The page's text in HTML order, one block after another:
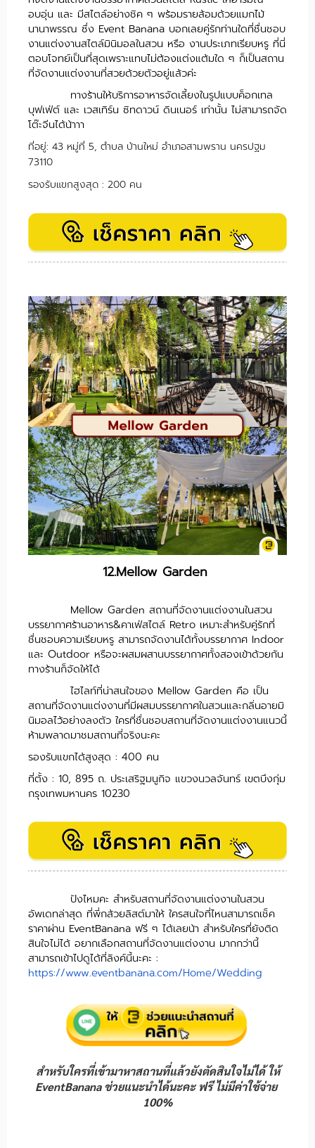
อบอุ่น และ มีสไตล์อย่างชิค ๆ พร้อมรายล้อมด้วยแมกไม้
นานาพรรณ ซึ่ง Event Banana บอกเลยคู่รักท่านใดที่ชื่นชอบ
งานแต่งงานสไตล์มินิมอลในสวน หรือ งานประเภทเรียบหรู ที่นี่
ตอบโจทย์เป็นที่สุดเพราะแทบไม่ต้องแต่งแต้มใด ๆ ก็เป็นสถาน
ที่จัดงานแต่งงานที่สวยด้วยตัวอยู่แล้วค่ะ
ทางร้านให้บริการอาหารจัดเลี้ยงในรูปแบบค็อกเทล
บุฟเฟ่ต์ และ เวสเทิร์น ซิทดาวน์ ดินเนอร์ เท่านั้น ไม่สามารถจัด
โต๊ะจีนได้น้าาา
ที่อยู่: 43 หมู่ที่ 5, ตำบล บ้านใหม่ อำเภอสามพราน นครปฐม
73110
รองรับแขกสูงสุด : 200 คน
12.Mellow Garden
Mellow Garden สถานที่จัดงานแต่งงานในสวน
บรรยากาศร้านอาหาร&คาเฟ่สไตล์ Retro เหมาะสำหรับคู่รักที่
ชื่นชอบความเรียบหรู สามารถจัดงานได้ทั้งบรรยากาศ Indoor
และ Outdoor หรือจะผสมผสานบรรยากาศทั้งสองเข้าด้วยกัน
ทางร้านก็จัดให้ได้
ไฮไลท์ที่น่าสนใจของ Mellow Garden คือ เป็น
สถานที่จัดงานแต่งงานที่มีผสมบรรยากาศในสวนและกลิ่นอายมิ
นิมอลไว้อย่างลงตัว ใครที่ชื่นชอบสถานที่จัดงานแต่งงานแนวนี้
ห้ามพลาดมาชมสถานที่จริงนะคะ
รองรับแขกได้สูงสุด : 400 คน
ที่ตั้ง : 10, 895 ถ. ประเสริฐมนูกิจ แขวงนวลจันทร์ เขตบึงกุ่ม
กรุงเทพมหานคร 10230
ปังไหมคะ สำหรับสถานที่จัดงานแต่งงานในสวน
อัพเดทล่าสุด ที่พี่กล้วยลิสต์มาให้ ใครสนใจที่ไหนสามารถเช็ค
ราคาผ่าน EventBanana ฟรี ๆ ได้เลยน้า สำหรับใครที่ยังติด
สินใจไม่ได้ อยากเลือกสถานที่จัดงานแต่งงาน มากกว่านี้
สามารถเข้าไปดูได้ที่ลิงค์นี้นะคะ :
https://www.eventbanana.com/Home/Wedding
สำหรับใครที่เข้ามาหาสถานที่แล้วยังตัดสินใจไม่ได้ ให้
EventBanana ช่วยแนะนำได้นะคะ ฟรี ไม่มีค่าใช้จ่าย
100%